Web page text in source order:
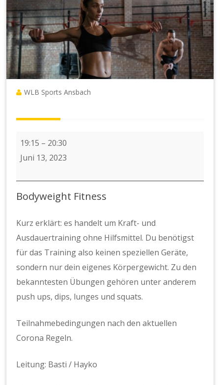
WLB Sports Ansbach
Bodyweight
Fitness
19:15 – 20:30
Juni 13, 2023
Bodyweight Fitness
Kurz erklärt: es handelt um Kraft- und
Ausdauertraining ohne Hilfsmittel. Du benötigst
für das Training also keinen speziellen Geräte,
sondern nur dein eigenes Körpergewicht. Zu den
bekanntesten Übungen gehören unter anderem
push ups, dips, lunges und squats.
Teilnahmebedingungen nach den aktuellen
Corona Regeln.
Leitung: Basti / Hayko